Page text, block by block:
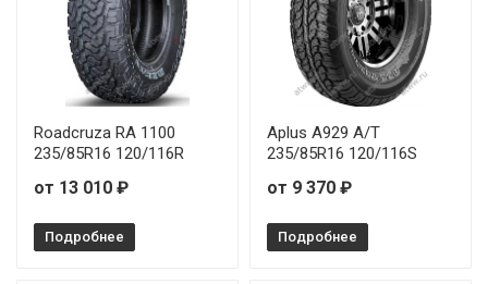
Roadcruza RA 1100
235/85R16 120/116R
от 13 010 ₽
Подробнее
Aplus A929 A/T
235/85R16 120/116S
от 9 370 ₽
Подробнее